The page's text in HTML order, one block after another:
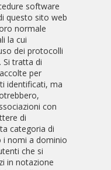
software
questo sito web
normale
la cui
dei protocolli
Si tratta di
per
identificati, ma
con
di
categoria di
i nomi a dominio
che si
in notazione